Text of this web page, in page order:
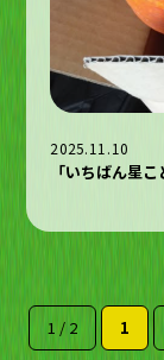
2025.11.10
「いちばん星
1 / 2 1